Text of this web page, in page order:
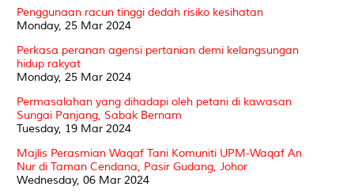
Penggunaan racun tinggi dedah risiko kesihatan
Monday, 25 Mar 2024
Perkasa peranan agensi pertanian demi kelangsungan
hidup rakyat
Monday, 25 Mar 2024
Permasalahan yang dihadapi oleh petani di kawasan
Sungai Panjang, Sabak Bernam
Tuesday, 19 Mar 2024
Majlis Perasmian Waqaf Tani Komuniti UPM-Waqaf An
Nur di Taman Cendana, Pasir Gudang, Johor
Wednesday, 06 Mar 2024